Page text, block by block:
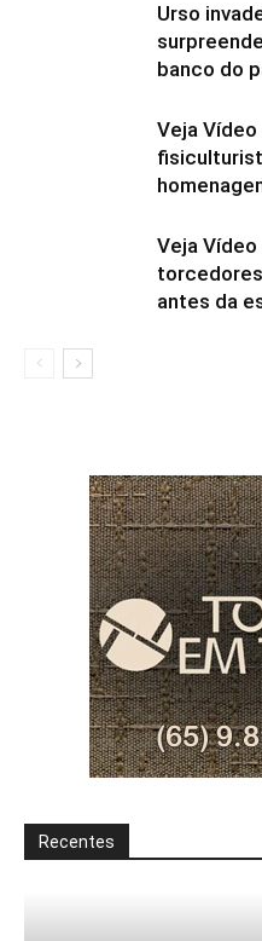
Urso
banco do
Veja Vídeo
Veja Vídeo
antes da
Recentes